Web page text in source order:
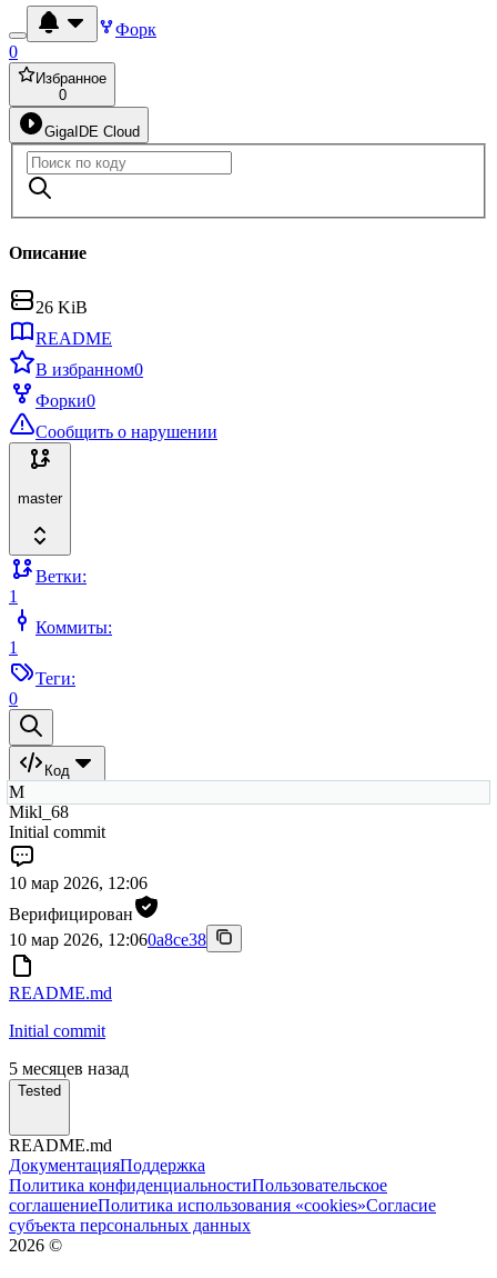
Форк
0
Избранное
0
GigaIDE Cloud
Описание
26 KiB
README
В избранном0
Форки0
Сообщить о нарушении
master
Ветки:
1
Коммиты:
1
Теги:
0
Код
M
Mikl_68
Initial commit
10 мар 2026, 12:06
Верифицирован
10 мар 2026, 12:060a8ce38
README.md
Initial commit
5 месяцев назад
Tested
README.md
ДокументацияПоддержка
Политика конфиденциальностиПользовательское
соглашениеПолитика использования «cookies»Согласие
субъекта персональных данных
2026 ©